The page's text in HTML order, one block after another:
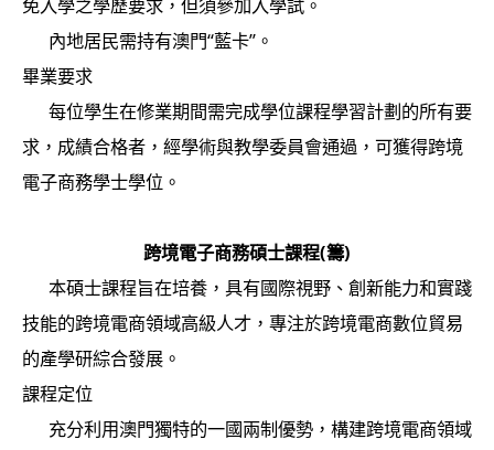
免入學之學歷要求，但須參加入學試。
內地居民需持有澳門“藍卡”。
畢業要求
每位學生在修業期間需完成學位課程學習計劃的所有要
求，成績合格者，經學術與教學委員會通過，可獲得跨境
電子商務學士學位。
跨境電子商務碩士課程(籌)
本碩士課程旨在培養，具有國際視野、創新能力和實踐
技能的跨境電商領域高級人才，專注於跨境電商數位貿易
的產學研綜合發展。
課程定位
充分利用澳門獨特的一國兩制優勢，構建跨境電商領域